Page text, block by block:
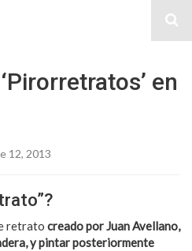
en
12, 2013
retrato creado por Juan Avellano,
y pintar posteriormente